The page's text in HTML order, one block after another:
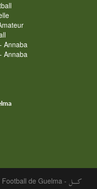
Annaba
Annaba
de Guelma - كـــل